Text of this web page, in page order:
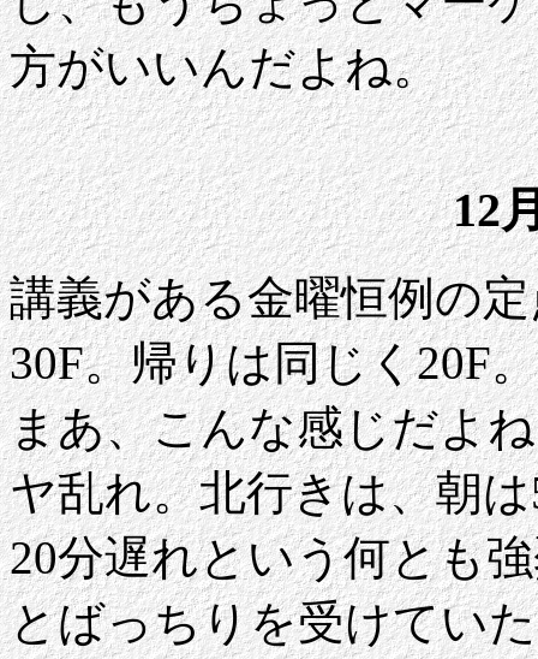
方がいいんだよね。
12
講義がある金曜恒例の
30F。帰りは同じく20F
まあ、こんな感じだよ
ヤ乱れ。北行きは、朝
20分遅れという何とも
とばっちりを受けてい